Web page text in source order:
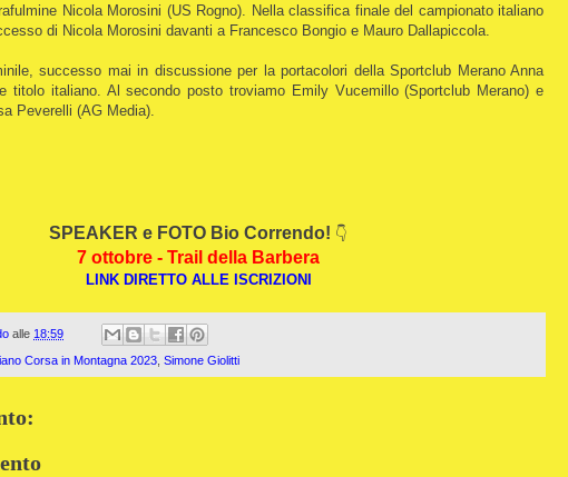
Nicola Morosini (US Rogno). Nella classifica finale del campionato italiano
di Nicola Morosini davanti a Francesco Bongio e Mauro Dallapiccola.
successo mai in discussione per la portacolori della Sportclub Merano Anna
titolo italiano. Al secondo posto troviamo Emily Vucemillo (Sportclub Merano) e
Peverelli (AG Media).
SPEAKER e FOTO Bio Correndo! 👇
7 ottobre - Trail della Barbera
LINK DIRETTO ALLE ISCRIZIONI
alle 18:59
Corsa in Montagna 2023 Simone Giolitti